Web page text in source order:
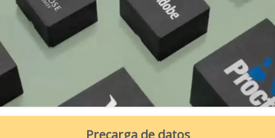
Precarga de datos